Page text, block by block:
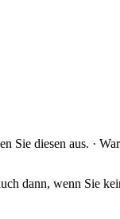
Sie diesen aus. ·
dann, wenn Sie